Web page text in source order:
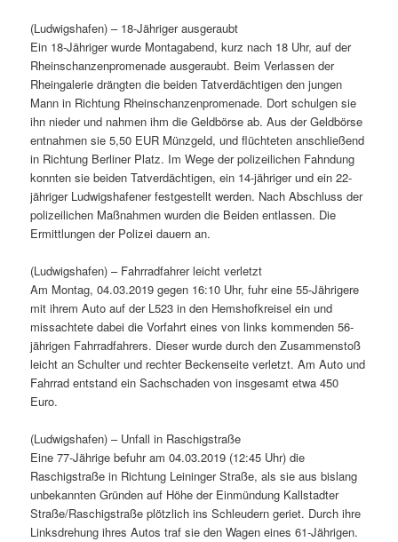
(Ludwigshafen) – 18-Jähriger ausgeraubt
Ein 18-Jähriger wurde Montagabend, kurz nach 18 Uhr, auf der
Rheinschanzenpromenade ausgeraubt. Beim Verlassen der
Rheingalerie drängten die beiden Tatverdächtigen den jungen
Mann in Richtung Rheinschanzenpromenade. Dort schulgen sie
ihn nieder und nahmen ihm die Geldbörse ab. Aus der Geldbörse
entnahmen sie 5,50 EUR Münzgeld, und flüchteten anschließend
in Richtung Berliner Platz. Im Wege der polizeilichen Fahndung
konnten sie beiden Tatverdächtigen, ein 14-jähriger und ein 22-
jähriger Ludwigshafener festgestellt werden. Nach Abschluss der
polizeilichen Maßnahmen wurden die Beiden entlassen. Die
Ermittlungen der Polizei dauern an.
(Ludwigshafen) – Fahrradfahrer leicht verletzt
Am Montag, 04.03.2019 gegen 16:10 Uhr, fuhr eine 55-Jährigere
mit ihrem Auto auf der L523 in den Hemshofkreisel ein und
missachtete dabei die Vorfahrt eines von links kommenden 56-
jährigen Fahrradfahrers. Dieser wurde durch den Zusammenstoß
leicht an Schulter und rechter Beckenseite verletzt. Am Auto und
Fahrrad entstand ein Sachschaden von insgesamt etwa 450
Euro.
(Ludwigshafen) – Unfall in Raschigstraße
Eine 77-Jährige befuhr am 04.03.2019 (12:45 Uhr) die
Raschigstraße in Richtung Leininger Straße, als sie aus bislang
unbekannten Gründen auf Höhe der Einmündung Kallstadter
Straße/Raschigstraße plötzlich ins Schleudern geriet. Durch ihre
Linksdrehung ihres Autos traf sie den Wagen eines 61-Jährigen.